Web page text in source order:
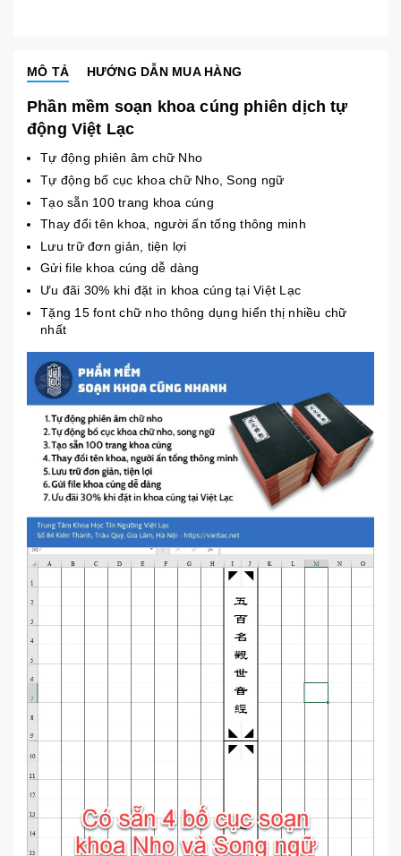
MÔ TẢ HƯỚNG DẪN MUA HÀNG
Phần mềm soạn khoa cúng phiên dịch tự
động Việt Lạc
Tự động phiên âm chữ Nho
Tự động bố cục khoa chữ Nho, Song ngữ
Tạo sẵn 100 trang khoa cúng
Thay đổi tên khoa, người ấn tống thông minh
Lưu trữ đơn giản, tiện lợi
Gửi file khoa cúng dễ dàng
Ưu đãi 30% khi đặt in khoa cúng tại Việt Lạc
Tặng 15 font chữ nho thông dụng hiển thị nhiều chữ
nhất